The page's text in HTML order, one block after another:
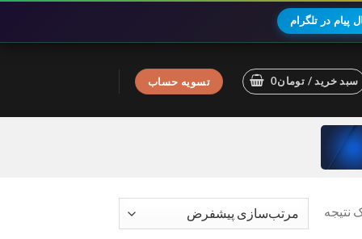
پیام در تلگرام
سبد خرید / تومان0 تسویه حساب
نتیجه